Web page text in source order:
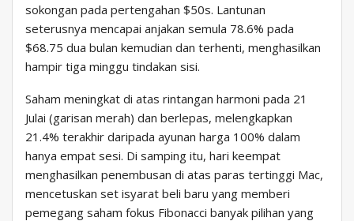
sokongan pada pertengahan $50s. Lantunan
seterusnya mencapai anjakan semula 78.6% pada
$68.75 dua bulan kemudian dan terhenti, menghasilkan
hampir tiga minggu tindakan sisi.
Saham meningkat di atas rintangan harmoni pada 21
Julai (garisan merah) dan berlepas, melengkapkan
21.4% terakhir daripada ayunan harga 100% dalam
hanya empat sesi. Di samping itu, hari keempat
menghasilkan penembusan di atas paras tertinggi Mac,
mencetuskan set isyarat beli baru yang memberi
pemegang saham fokus Fibonacci banyak pilihan yang